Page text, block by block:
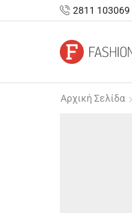
2811 103069
Αρχική Σελίδα